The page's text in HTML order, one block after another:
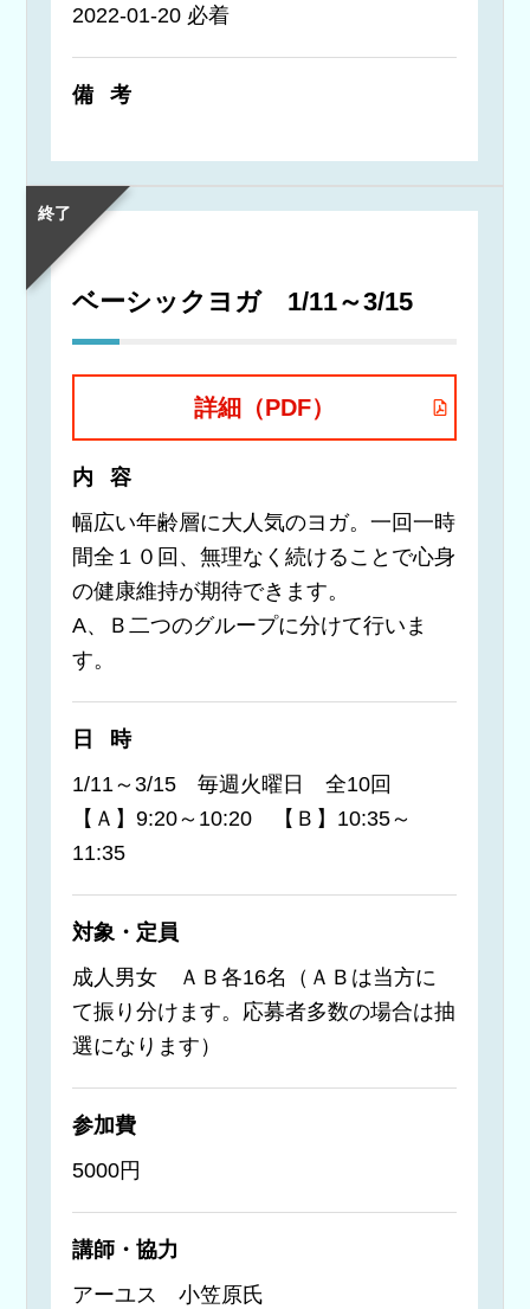
2022-01-20 必着
備考
終了
ベーシックヨガ 1/11～3/15
詳細（PDF）
内容
幅広い年齢層に大人気のヨガ。一回一時
間全１０回、無理なく続けることで心身
の健康維持が期待できます。
A、Ｂ二つのグループに分けて行いま
す。
日時
1/11～3/15 毎週火曜日 全10回
【Ａ】9:20～10:20 【Ｂ】10:35～
11:35
対象・定員
成人男女 ＡＢ各16名（ＡＢは当方に
て振り分けます。応募者多数の場合は抽
選になります）
参加費
5000円
講師・協力
アーユス 小笠原氏